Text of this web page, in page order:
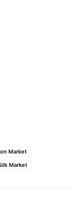
Market
Market